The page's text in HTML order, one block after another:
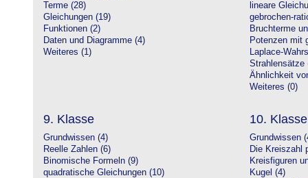
Terme (28)
Gleichungen (19)
Funktionen (2)
Daten und Diagramme (4)
Weiteres (1)
lineare
gebrochen-
Bruchterme
Potenzen mit
Laplace-
Strahlensätze
Ähnlichkeit
Weiteres (0)
9. Klasse
Grundwissen (4)
Reelle Zahlen (6)
Binomische Formeln (9)
quadratische Gleichungen (10)
10. Klasse
Grundwissen
Die Kreiszahl
Kreisfiguren
Kugel (4)